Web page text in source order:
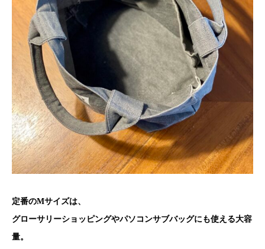
定番のMサイズは、
グローサリーショッピングやパソコンサブバッグにも使える大容
量。